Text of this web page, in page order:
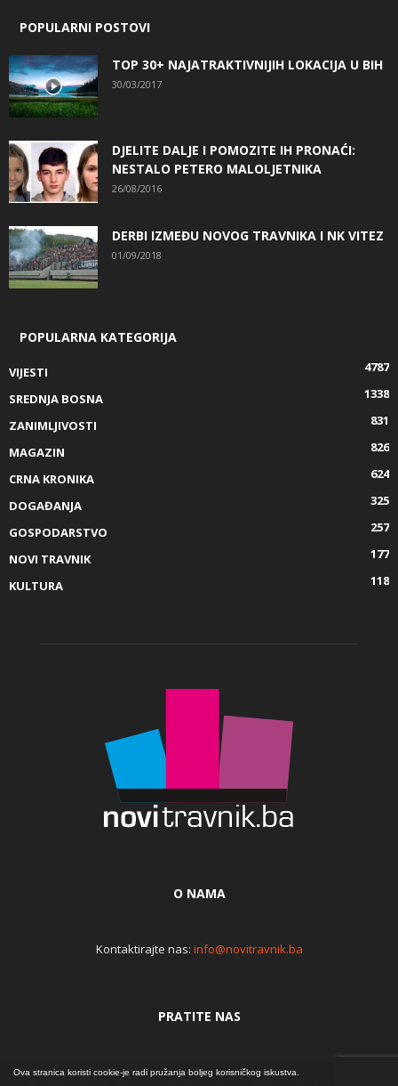
Ova stranica koristi cookie-je radi pružanja boljeg korisničkog iskustva.
POPULARNI POSTOVI
TOP 30+ NAJATRAKTIVNIJIH LOKACIJA U BIH
30/03/2017
DJELITE DALJE I POMOZITE IH PRONAĆI:
NESTALO PETERO MALOLJETNIKA
26/08/2016
DERBI IZMEĐU NOVOG TRAVNIKA I NK VITEZ
01/09/2018
POPULARNA KATEGORIJA
VIJESTI
4787
SREDNJA BOSNA
1338
ZANIMLJIVOSTI
831
MAGAZIN
826
CRNA KRONIKA
624
DOGAĐANJA
325
GOSPODARSTVO
257
NOVI TRAVNIK
177
KULTURA
118
O NAMA
Kontaktirajte nas: info@novitravnik.ba
PRATITE NAS